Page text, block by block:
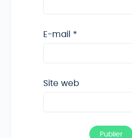
E-mail *
Site web